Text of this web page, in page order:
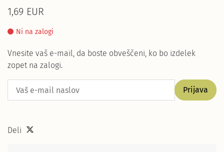
1,69 EUR
Ni na zalogi
Vnesite vaš e-mail, da boste obveščeni, ko bo izdelek
zopet na zalogi.
Prijava
Deli